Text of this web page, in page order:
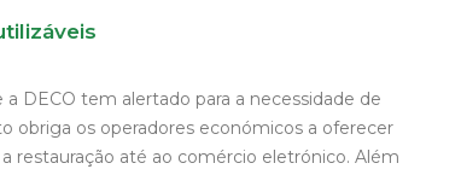
DECO tem alertado para a necessidade de
obriga os operadores económicos a oferecer
restauração até ao comércio eletrónico. Além